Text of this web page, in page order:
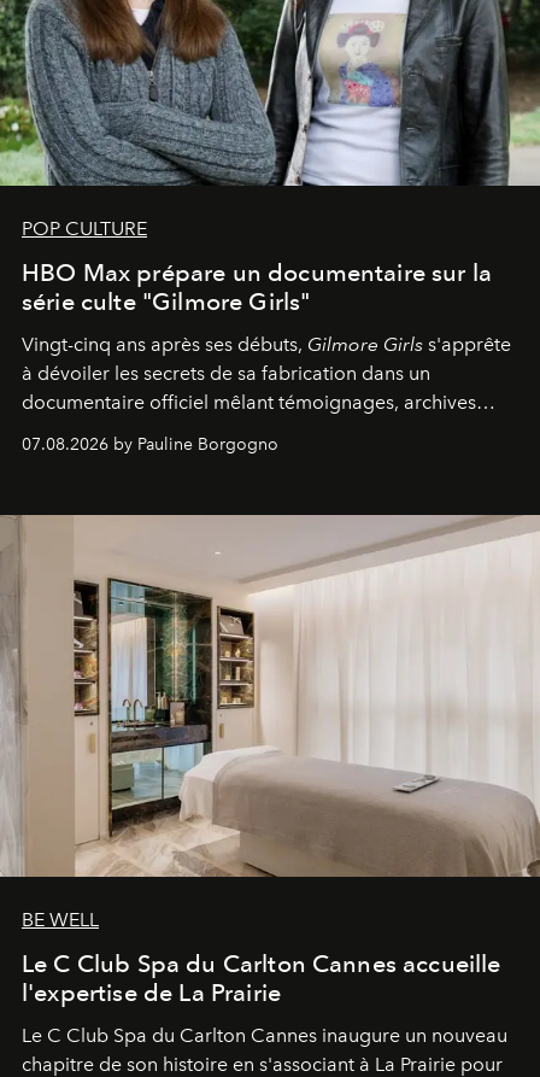
POP CULTURE
HBO Max prépare un documentaire sur la
série culte "Gilmore Girls"
Vingt-cinq ans après ses débuts, Gilmore Girls s'apprête
à dévoiler les secrets de sa fabrication dans un
documentaire officiel mêlant témoignages, archives
générationnel.
07.08.2026 by Pauline Borgogno
BE WELL
Le C Club Spa du Carlton Cannes accueille
l'expertise de La Prairie
Le C Club Spa du Carlton Cannes inaugure un nouveau
chapitre de son histoire en s'associant à La Prairie pour